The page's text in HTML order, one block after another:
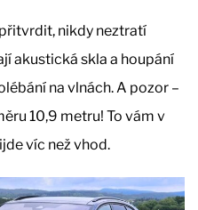
nikdy neztratí
akustická skla a houpání
na vlnách. A pozor –
10,9 metru! To vám v
víc než vhod.